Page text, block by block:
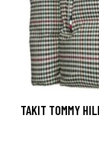
TAKIT TOMMY